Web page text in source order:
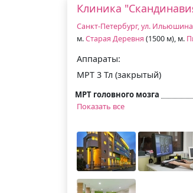
Клиника
Санкт-Петербург, ул.
м.Старая Деревня (1500 м), м.
Аппараты:
МРТ 3 Тл (закрытый)
МРТ головного мозга
Показать все